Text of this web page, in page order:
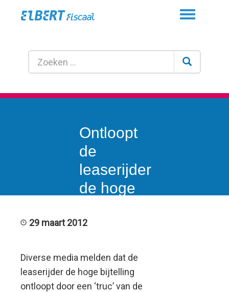
Toggle
Ontloopt
de
leaserijder
de hoge
29 maart 2012
Diverse media melden dat de
leaserijder de hoge bijtelling
ontloopt door een ‘truc’ van de